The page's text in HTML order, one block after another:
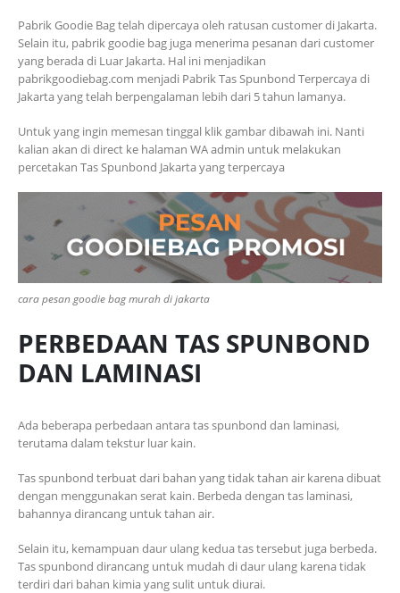
Pabrik Goodie Bag telah dipercaya oleh ratusan customer di Jakarta.
Selain itu, pabrik goodie bag juga menerima pesanan dari customer
yang berada di Luar Jakarta. Hal ini menjadikan
pabrikgoodiebag.com menjadi Pabrik Tas Spunbond Terpercaya di
Jakarta yang telah berpengalaman lebih dari 5 tahun lamanya.
Untuk yang ingin memesan tinggal klik gambar dibawah ini. Nanti
kalian akan di direct ke halaman WA admin untuk melakukan
percetakan Tas Spunbond Jakarta yang terpercaya
cara pesan goodie bag murah di jakarta
PERBEDAAN TAS SPUNBOND
DAN LAMINASI
Ada beberapa perbedaan antara tas spunbond dan laminasi,
terutama dalam tekstur luar kain.
Tas spunbond terbuat dari bahan yang tidak tahan air karena dibuat
dengan menggunakan serat kain. Berbeda dengan tas laminasi,
bahannya dirancang untuk tahan air.
Selain itu, kemampuan daur ulang kedua tas tersebut juga berbeda.
Tas spunbond dirancang untuk mudah di daur ulang karena tidak
terdiri dari bahan kimia yang sulit untuk diurai.